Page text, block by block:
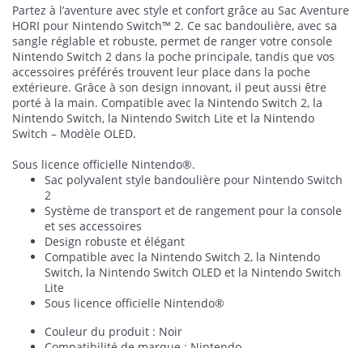
Partez à l’aventure avec style et confort grâce au Sac Aventure
HORI pour Nintendo Switch™ 2. Ce sac bandoulière, avec sa
sangle réglable et robuste, permet de ranger votre console
Nintendo Switch 2 dans la poche principale, tandis que vos
accessoires préférés trouvent leur place dans la poche
extérieure. Grâce à son design innovant, il peut aussi être
porté à la main. Compatible avec la Nintendo Switch 2, la
Nintendo Switch, la Nintendo Switch Lite et la Nintendo
Switch – Modèle OLED.
Sous licence officielle Nintendo®.
Sac polyvalent style bandoulière pour Nintendo Switch
2
Système de transport et de rangement pour la console
et ses accessoires
Design robuste et élégant
Compatible avec la Nintendo Switch 2, la Nintendo
Switch, la Nintendo Switch OLED et la Nintendo Switch
Lite
Sous licence officielle Nintendo®
Couleur du produit : Noir